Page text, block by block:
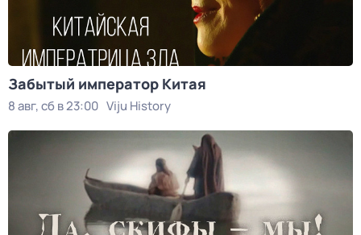
Забытый император Китая
8 авг, сб в 23:00 Viju History